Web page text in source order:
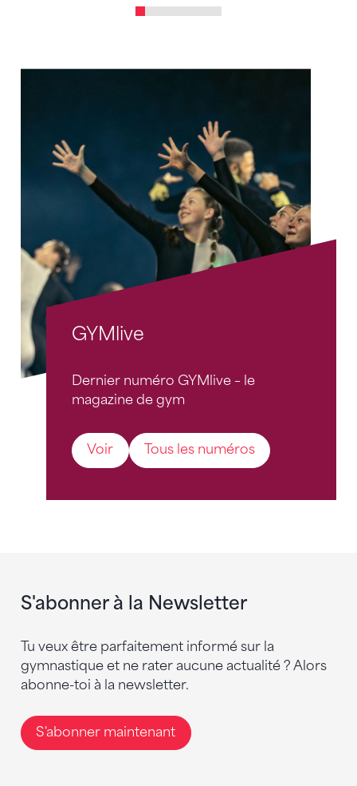
GYMlive
Dernier numéro GYMlive – le
magazine de gym
Voir Tous les numéros
S'abonner à la Newsletter
Tu veux être parfaitement informé sur la
gymnastique et ne rater aucune actualité ? Alors
abonne-toi à la newsletter.
S'abonner maintenant